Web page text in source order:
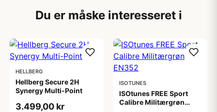
Du er måske interesseret i
HELLBERG
Hellberg Secure 2H
Synergy Multi-Point
3.499,00 kr
ISOTUNES
ISOtunes FREE Sport
Calibre Militærgrøn